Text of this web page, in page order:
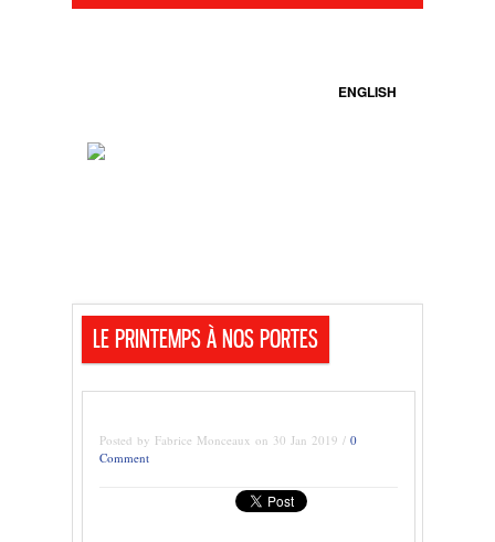
ENGLISH
LE PRINTEMPS À NOS PORTES
Posted by Fabrice Monceaux on 30 Jan 2019 / 0
Comment